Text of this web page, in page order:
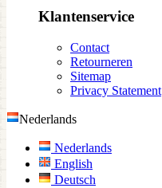
Klantenservice
Contact
Retourneren
Sitemap
Privacy Statement
Nederlands
Nederlands
English
Deutsch